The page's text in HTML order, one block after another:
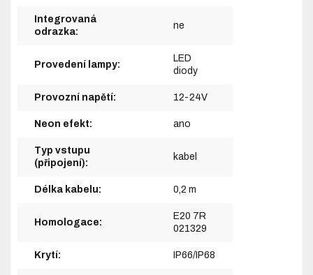
Integrovaná
odrazka:
ne
Provedení lampy:
LED
diody
Provozní napětí: 12-24V
Neon efekt: ano
Typ vstupu
(připojení):
kabel
Délka kabelu: 0,2 m
Homologace:
E20 7R
021329
Krytí: IP66/IP68